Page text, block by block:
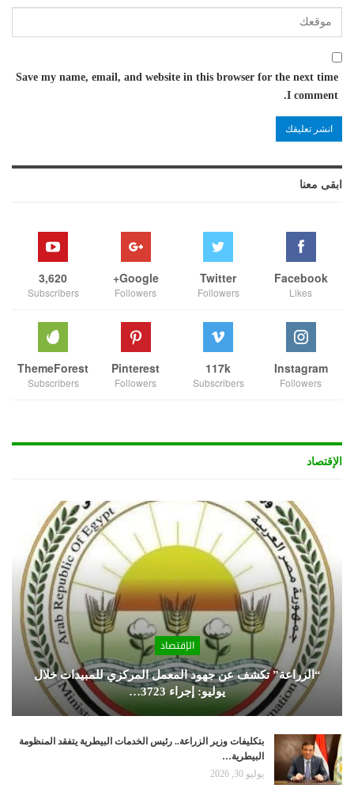
Save my name, email, and website in this browser for the next time
I comment.
ابقى معنا
Facebook
Likes
Twitter
Followers
Google+
Followers
3,620
Subscribers
Instagram
Followers
117k
Subscribers
Pinterest
Followers
ThemeForest
Subscribers
الإقتصاد
الإقتصاد
“الزراعة” تكشف عن جهود المعمل المركزي للمبيدات خلال
يوليو: إجراء 3723…
بتكليفات وزير الزراعة.. رئيس الخدمات البيطرية يتفقد المنظومة
البيطرية…
يوليو 30, 2026